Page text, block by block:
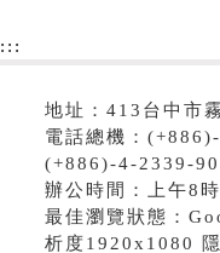
:::
地址：413台中市
電話總機：
(+886)-4-2339-
辦公時間：上午8
最佳瀏覽狀態：
析度1920x1080